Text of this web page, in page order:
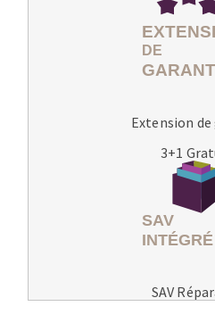
Extension
3+1
SAV